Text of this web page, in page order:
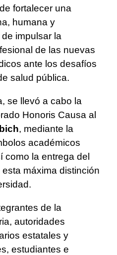
fortalecer una
humana y
impulsar la
de las nuevas
ante los desafíos
salud pública.
se llevó a cabo la
Honoris Causa al
, mediante la
académicos
como la entrega del
máxima distinción
de la
autoridades
estatales y
estudiantes e